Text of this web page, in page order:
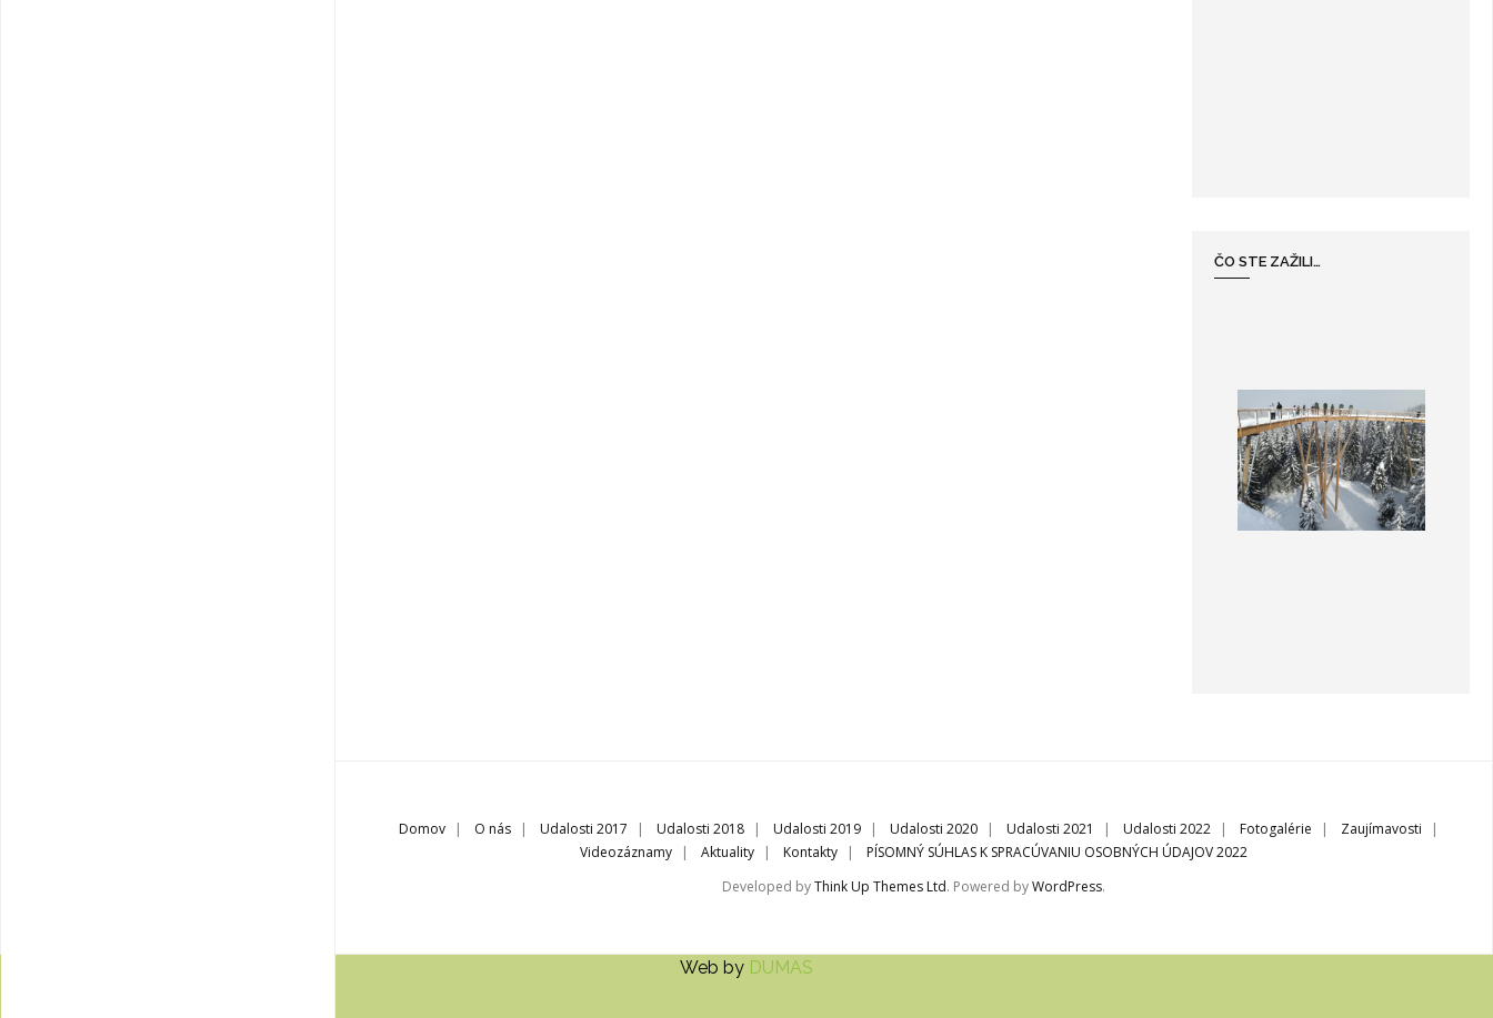
ČO STE ZAŽILI…
Domov O nás Udalosti 2017 Udalosti 2018 Udalosti 2019 Udalosti 2020 Udalosti 2021 Udalosti 2022 Fotogalérie
Zaujímavosti
Videozáznamy
Aktuality Kontakty
PÍSOMNÝ SÚHLAS K SPRACÚVANIU OSOBNÝCH ÚDAJOV 2022
Developed byThink Up Themes Ltd. Powered byWordPress.
Web by DUMAS